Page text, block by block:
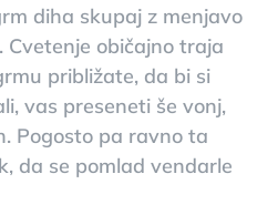
diha skupaj z menjavo
običajno traja
približate, da bi si
vas preseneti še vonj,
Pogosto pa ravno ta
da se pomlad vendarle